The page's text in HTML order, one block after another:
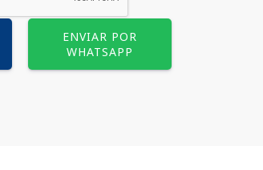
ENVIAR POR
WHATSAPP